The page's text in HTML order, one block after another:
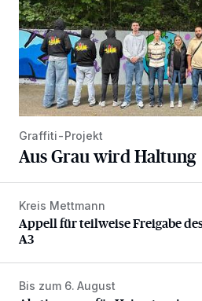
Graffiti-Projekt
Aus Grau wird Haltung
Appell für teilweise Freigabe
Kreis Mettmann
Appell für teilweise Freigabe
A3
Abstimmung für Heimatpreis
Bis zum 6. August